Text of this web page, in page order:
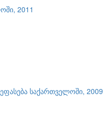
2011
საქართველოში, 2009